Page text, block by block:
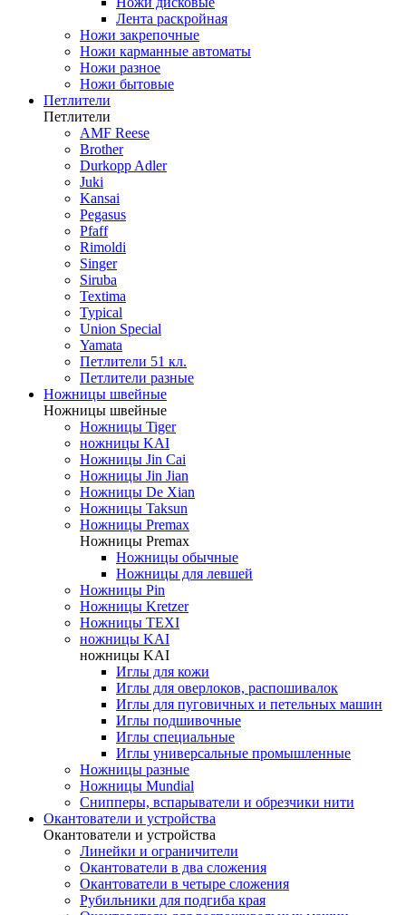
Лента раскройная
Ножи закрепочные
Ножи карманные автоматы
Ножи разное
Ножи бытовые
Петлители
Петлители
AMF Reese
Brother
Durkopp Adler
Juki
Kansai
Pegasus
Pfaff
Rimoldi
Singer
Siruba
Textima
Typical
Union Special
Yamata
Петлители 51 кл.
Петлители разные
Ножницы швейные
Ножницы швейные
Ножницы Tiger
ножницы KAI
Ножницы Jin Cai
Ножницы Jin Jian
Ножницы De Xian
Ножницы Taksun
Ножницы Premax
Ножницы Premax
Ножницы обычные
Ножницы для левшей
Ножницы Pin
Ножницы Kretzer
Ножницы TEXI
ножницы KAI
ножницы KAI
Иглы для кожи
Иглы для оверлоков, распошивалок
Иглы для пуговичных и петельных машин
Иглы подшивочные
Иглы специальные
Иглы универсальные промышленные
Ножницы разные
Ножницы Mundial
Снипперы, вспарыватели и обрезчики нити
Окантователи и устройства
Окантователи и устройства
Линейки и ограничители
Окантователи в два сложения
Окантователи в четыре сложения
Рубильники для подгиба края